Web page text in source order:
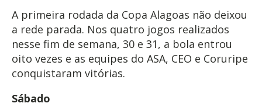
A primeira rodada da Copa Alagoas não deixou
a rede parada. Nos quatro jogos realizados
nesse fim de semana, 30 e 31, a bola entrou
oito vezes e as equipes do ASA, CEO e Coruripe
conquistaram vitórias.
Sábado